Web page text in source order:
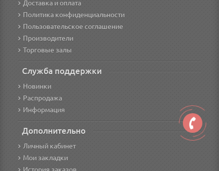
Доставка и оплата
Политика конфиденциальности
Пользовательское соглашение
Производители
Торговые залы
Служба поддержки
Новинки
Распродажа
Информация
Дополнительно
Личный кабинет
Мои закладки